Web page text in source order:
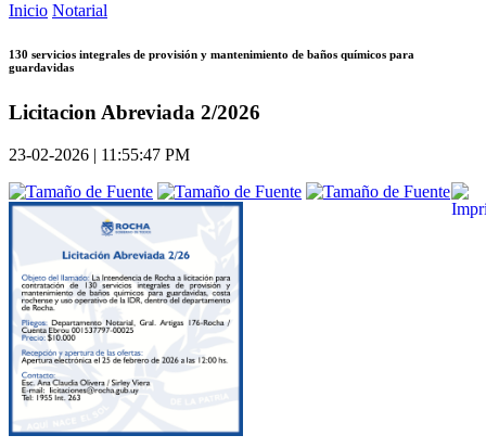
Inicio Notarial
130 servicios integrales de provisión y mantenimiento de baños químicos para
guardavidas
Licitacion Abreviada 2/2026
23-02-2026 | 11:55:47 PM